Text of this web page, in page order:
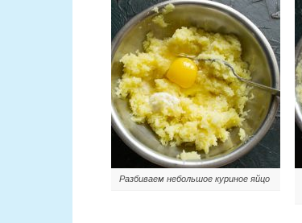
Разбиваем небольшое куриное яйцо